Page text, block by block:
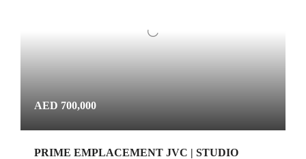
AED 700,000
PRIME EMPLACEMENT JVC | STUDIO